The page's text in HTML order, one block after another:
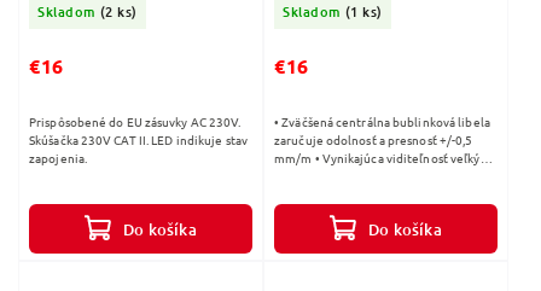
Skladom (2 ks)
€16
Do košíka
Prispôsobené do EU zásuvky AC 230V.
Skúšačka 230V CAT II. LED indikuje stav
zapojenia.
Skladom (1 ks)
€16
Do košíka
• Zväčšená centrálna bublinková libela
zaručuje odolnosť a presnosť +/-0,5
mm/m • Vynikajúca viditeľnosť veľkých